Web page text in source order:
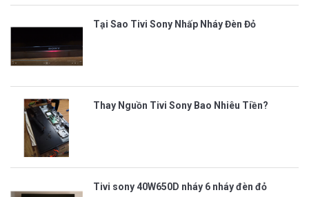
Tại Sao Tivi Sony Nhấp Nháy Đèn Đỏ
Thay Nguồn Tivi Sony Bao Nhiêu Tiền?
Tivi sony 40W650D nháy 6 nháy đèn đỏ